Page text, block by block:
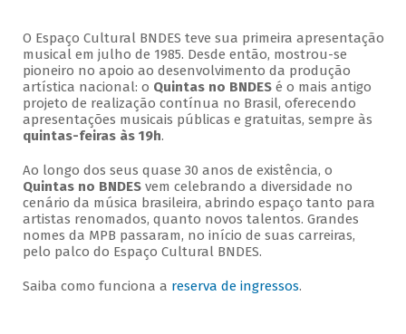
O Espaço Cultural BNDES teve sua primeira apresentação
musical em julho de 1985. Desde então, mostrou-se
pioneiro no apoio ao desenvolvimento da produção
artística nacional: o Quintas no BNDESé o mais antigo
projeto de realização contínua no Brasil, oferecendo
apresentações musicais públicas e gratuitas, sempre às
quintas-feiras às 19h.
Ao longo dos seus quase 30 anos de existência, o
Quintas no BNDESvem celebrando a diversidade no
cenário da música brasileira, abrindo espaço tanto para
artistas renomados, quanto novos talentos. Grandes
nomes da MPB passaram, no início de suas carreiras,
pelo palco do Espaço Cultural BNDES.
Saiba como funciona a reserva de ingressos.